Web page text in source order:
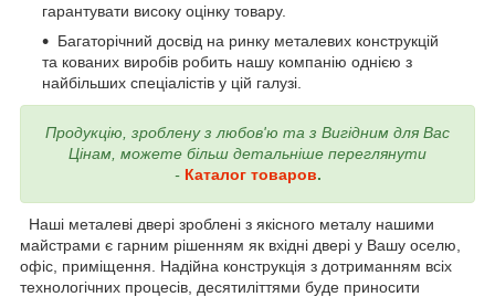
гарантувати високу оцінку товару.
Багаторічний досвід на ринку металевих конструкцій
та кованих виробів робить нашу компанію однією з
найбільших спеціалістів у цій галузі.
Продукцію, зроблену з любов'ю та з Вигідним для Вас
Цінам, можете більш детальніше переглянути
- Каталог товаров.
Наші металеві двері зроблені з якісного металу нашими
майстрами є гарним рішенням як вхідні двері у Вашу оселю,
офіс, приміщення. Надійна конструкція з дотриманням всіх
технологічних процесів, десятиліттями буде приносити